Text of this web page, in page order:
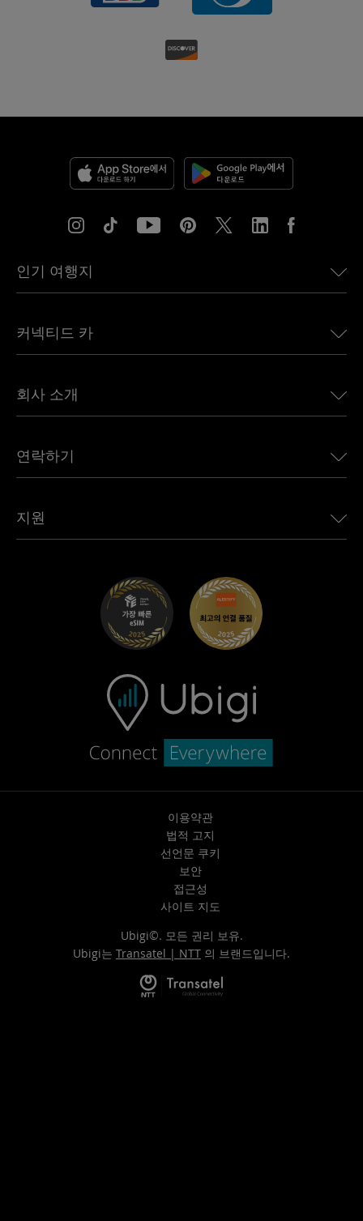
인기 여행지
유럽용 eSIM
캐나다용 eSIM
아프리카용 eSIM
모든 목적지 보기
커넥티드 카
Land Rover용 Ubigi
Jeep용 Ubigi
Mini용 Ubigi
Maserati용 Ubigi
회사 소개
언론에 소개된 Ubigi
Ubigi 앱
연락하기
제휴 프로그램
지원
이용약관
법적 고지
선언문 쿠키
보안
접근성
사이트 지도
Ubigi©. 모든 권리 보유.
Ubigi는 Transatel | NTT 의 브랜드입니다.